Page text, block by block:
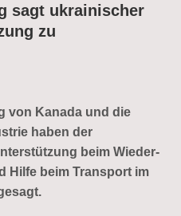
sagt ukrainischer
zu
von Kanada und die
haben der
beim Wieder­
Hilfe beim Transport im